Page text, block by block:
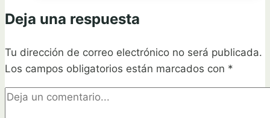
Deja una respuesta
Tu dirección de correo electrónico no será publicada.
Los campos obligatorios están marcados con *